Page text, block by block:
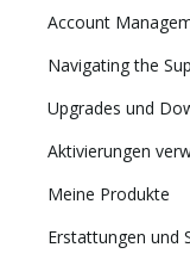
Account
Navigating the
Upgrades und
Aktivierungen
Meine Produkte
Erstattungen und